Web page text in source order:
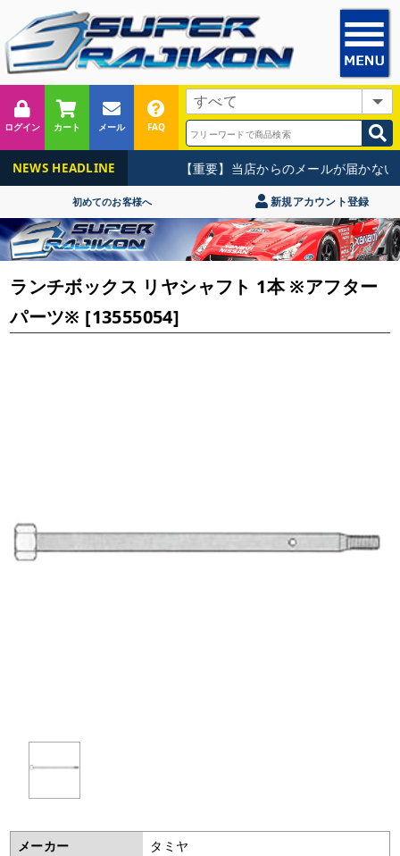
ログイン カート メール FAQ
NEWS HEADLINE 【重要】当店からのメールが届かない
初めてのお客様へ 新規アカウント登録
ランチボックス リヤシャフト 1本 ※アフター
パーツ※ [13555054]
メーカー
タミヤ